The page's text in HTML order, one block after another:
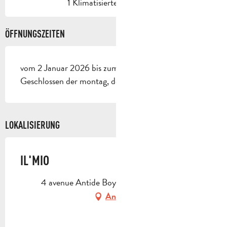
ÖFFNUNGSZEITEN
vom 2 Januar 2026 bis zum 19 Dezember 2026 -
Geschlossen der montag, der sonntag
LOKALISIERUNG
IL'MIO
4 avenue Antide Boyer, 13400 Aubagne
Anfahrt